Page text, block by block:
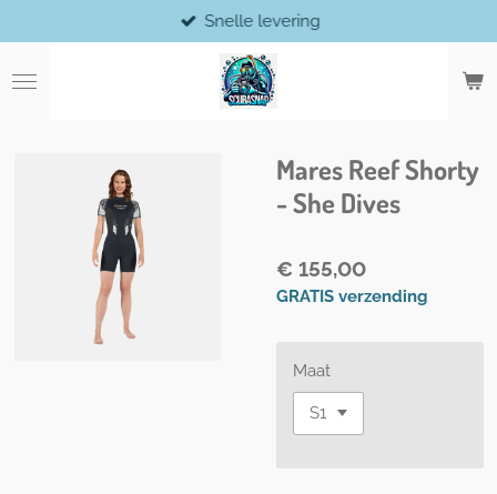
direct
naar
de
Snelle levering
Mares Reef Shorty
- She Dives
€ 155,00
GRATIS verzending
Maat